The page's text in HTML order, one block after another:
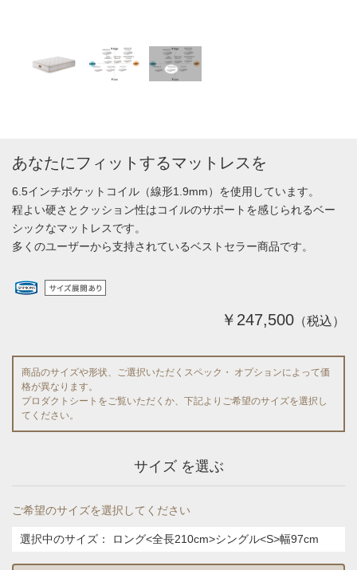
あなたにフィットするマットレスを
6.5インチポケットコイル（線形1.9mm）を使用しています。
程よい硬さとクッション性はコイルのサポートを感じられるベー
シックなマットレスです。
多くのユーザーから支持されているベストセラー商品です。
￥247,500 （税込）
商品のサイズや形状、ご選択いただくスペック・ オプションによって価
格が異なります。
プロダクトシートをご覧いただくか、下記よりご希望のサイズを選択し
てください。
サイズ を選ぶ
ご希望のサイズを選択してください
選択中のサイズ： ロング<全長210cm>シングル<S>幅97cm